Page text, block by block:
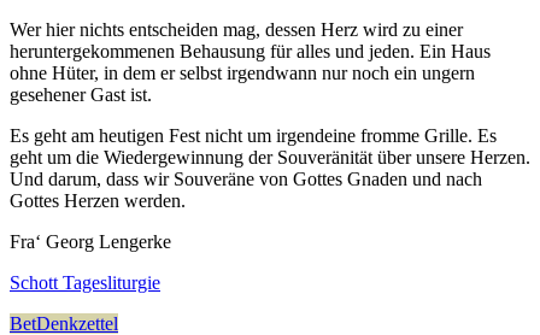
Wer hier nichts entscheiden mag, dessen Herz wird zu einer
heruntergekommenen Behausung für alles und jeden. Ein Haus
ohne Hüter, in dem er selbst irgendwann nur noch ein ungern
gesehener Gast ist.
Es geht am heutigen Fest nicht um irgendeine fromme Grille. Es
geht um die Wiedergewinnung der Souveränität über unsere Herzen.
Und darum, dass wir Souveräne von Gottes Gnaden und nach
Gottes Herzen werden.
Fra‘ Georg Lengerke
Schott Tagesliturgie
BetDenkzettel